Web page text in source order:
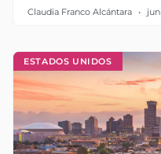
Claudia Franco Alcántara
ESTADOS UNIDOS